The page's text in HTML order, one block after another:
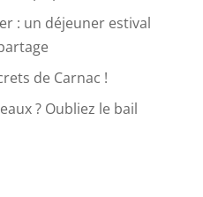
: un déjeuner estival
de Carnac !
? Oubliez le bail